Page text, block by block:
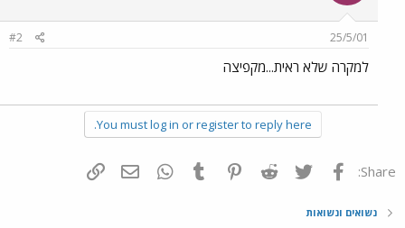
25/5/01
#2
למקרה שלא ראית...מקפיצה
You must log in or register to reply here.
Share: פייסבוק Twitter
Reddit
Pinterest
Tumblr
WhatsAppדואר אלקטרוני
נשואים ונשואות